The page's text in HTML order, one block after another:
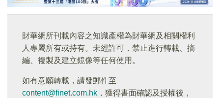
財華網所刊載內容之知識產權為財華網及相關權利
人專屬所有或持有。未經許可，禁止進行轉載、摘
編、複製及建立鏡像等任何使用。
如有意願轉載，請發郵件至
content@finet.com.hk ，獲得書面確認及授權後，